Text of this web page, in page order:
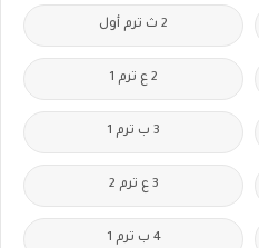
2 ث ترم أول
2 ع ترم 1
3 ب ترم 1
3 ع ترم 2
4 ب ترم 1